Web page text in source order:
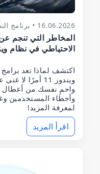
16.06.2026 • برنامج النسخ الاحتياطي
المخاطر التي تنجم
الاحتياطي في نظام
اكتشف لماذا تعد
ويندوز 11 أمرًا
واحمِ نفسك من أعطال
وأخطاء المستخدمين
لمعرفة المزيد!
اقرأ المزيد